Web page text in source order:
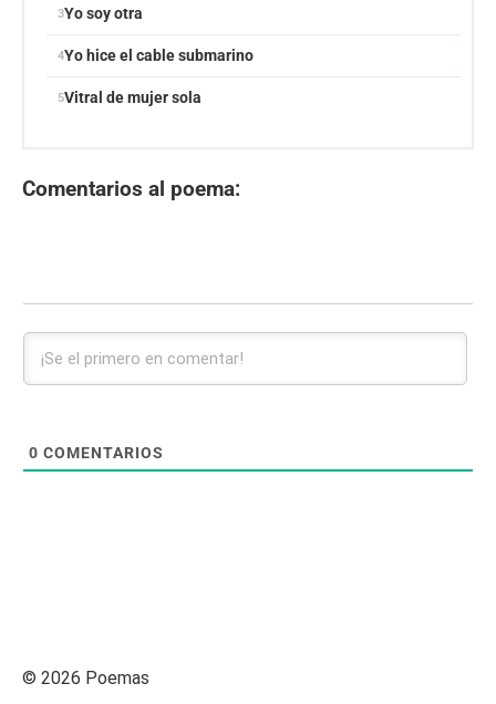
Yo soy otra
Yo hice el cable submarino
Vitral de mujer sola
Comentarios al poema:
0 COMENTARIOS
© 2026 Poemas